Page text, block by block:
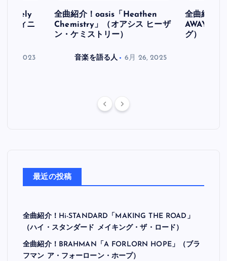
フィニ
30, 2023
全曲紹介！oasis「Heathen
Chemistry」（オアシス ヒーザ
ン・ケミストリー）
音楽を語る人 6月 26, 2025
全曲紹介
AWAY」
グ）
最近の投稿
全曲紹介！Hi-STANDARD「MAKING THE ROAD」
（ハイ・スタンダード メイキング・ザ・ロード）
全曲紹介！BRAHMAN「A FORLORN HOPE」（ブラ
フマン ア・フォーローン・ホープ）